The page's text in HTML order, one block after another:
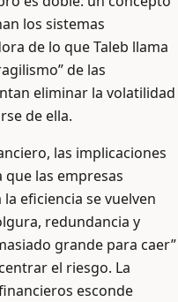
los sistemas
de lo que Taleb llama
de las
eliminar la volatilidad
de ella.
las implicaciones
las empresas
eficiencia se vuelven
redundancia y
grande para caer”
el riesgo. La
esconde